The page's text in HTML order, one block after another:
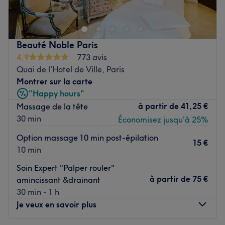
Bienvenue chezOnglerie Notre-Dame
, le tout premier
salon en Europe à proposer la
manucure imprimée par
intelligence artificielle
✨.
Grâce à une technologie de pointe, nous réalisons
vos désirs artistiques sur vos ongles
Motifs personnalisés, photos, dessins ou symboles
Créations uniques adaptées à votre style et votre
imagination
Rapidité, précision et rendu professionnel
Que vous souhaitiez un design discret, élégant, ou une
réalité, directement sur vos ongles.
beauté des mains, où la créativité n’a plus de limites.
Beauté Noble Paris
4,9
773 avis
Quai de l'Hotel de Ville, Paris
Montrer sur la carte
"Happy hours"
Massage de la tête
30 min
à partir de 41,25 €
Économisez jusqu'à 25%
Option massage 10 min post-épilation
10 min
15 €
Soin Expert "Palper rouler"
amincissant &drainant
30 min - 1 h
à partir de 75 €
Je veux en savoir plus